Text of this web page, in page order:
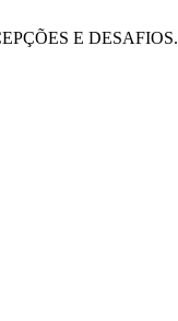
E DESAFIOS.